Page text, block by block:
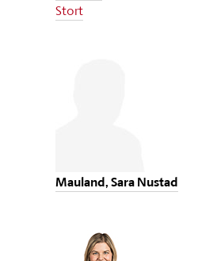
Stort
Mauland, Sara Nustad